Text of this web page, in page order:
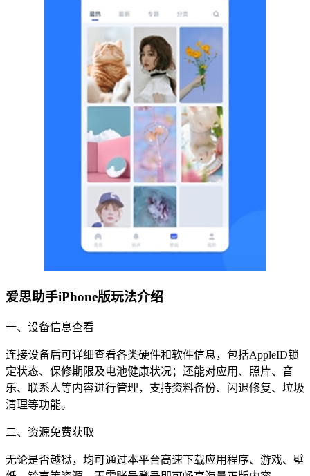
爱思助手iPhone版玩法介绍
一、设备信息查看
连接设备后可详细查看各类硬件和软件信息，包括AppleID锁
定状态、保修期限及电池健康状况；还能对应用、照片、音
乐、联系人等内容进行管理，支持资料备份、闪退修复、垃圾
清理等功能。
二、资源免费获取
无论是否越狱，均可通过本平台高速下载应用程序、游戏、壁